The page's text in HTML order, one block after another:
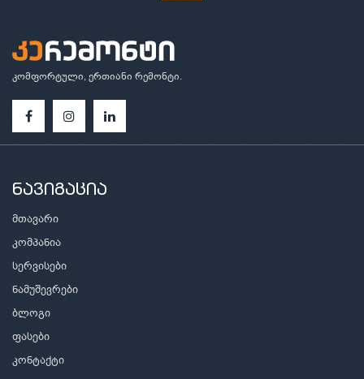
კომფორტული, ერთიანი რემონტი.
ნავიგაცია
მთავარი
კომპანია
სერვისები
ნამუშევრები
ბლოგი
ფასები
კონტაქტი